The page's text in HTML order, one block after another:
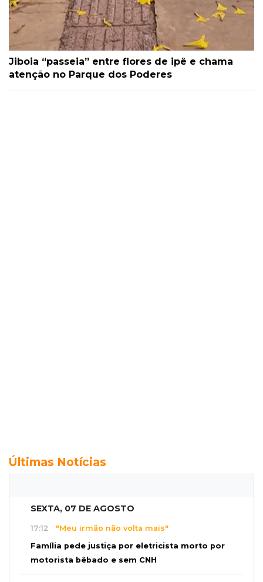
Jiboia “passeia” entre flores de ipê e chama
atenção no Parque dos Poderes
Últimas Notícias
SEXTA, 07 DE AGOSTO
17:12 "Meu irmão não volta mais"
Família pede justiça por eletricista morto por
motorista bêbado e sem CNH